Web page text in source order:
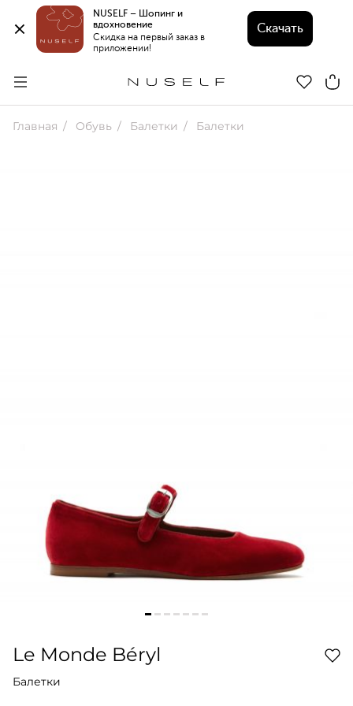
NUSELF – Шопинг и
вдохновение
Скидка на первый заказ в
приложении!
Скачать
Главная Обувь Балетки Балетки
Le Monde Béryl
Балетки